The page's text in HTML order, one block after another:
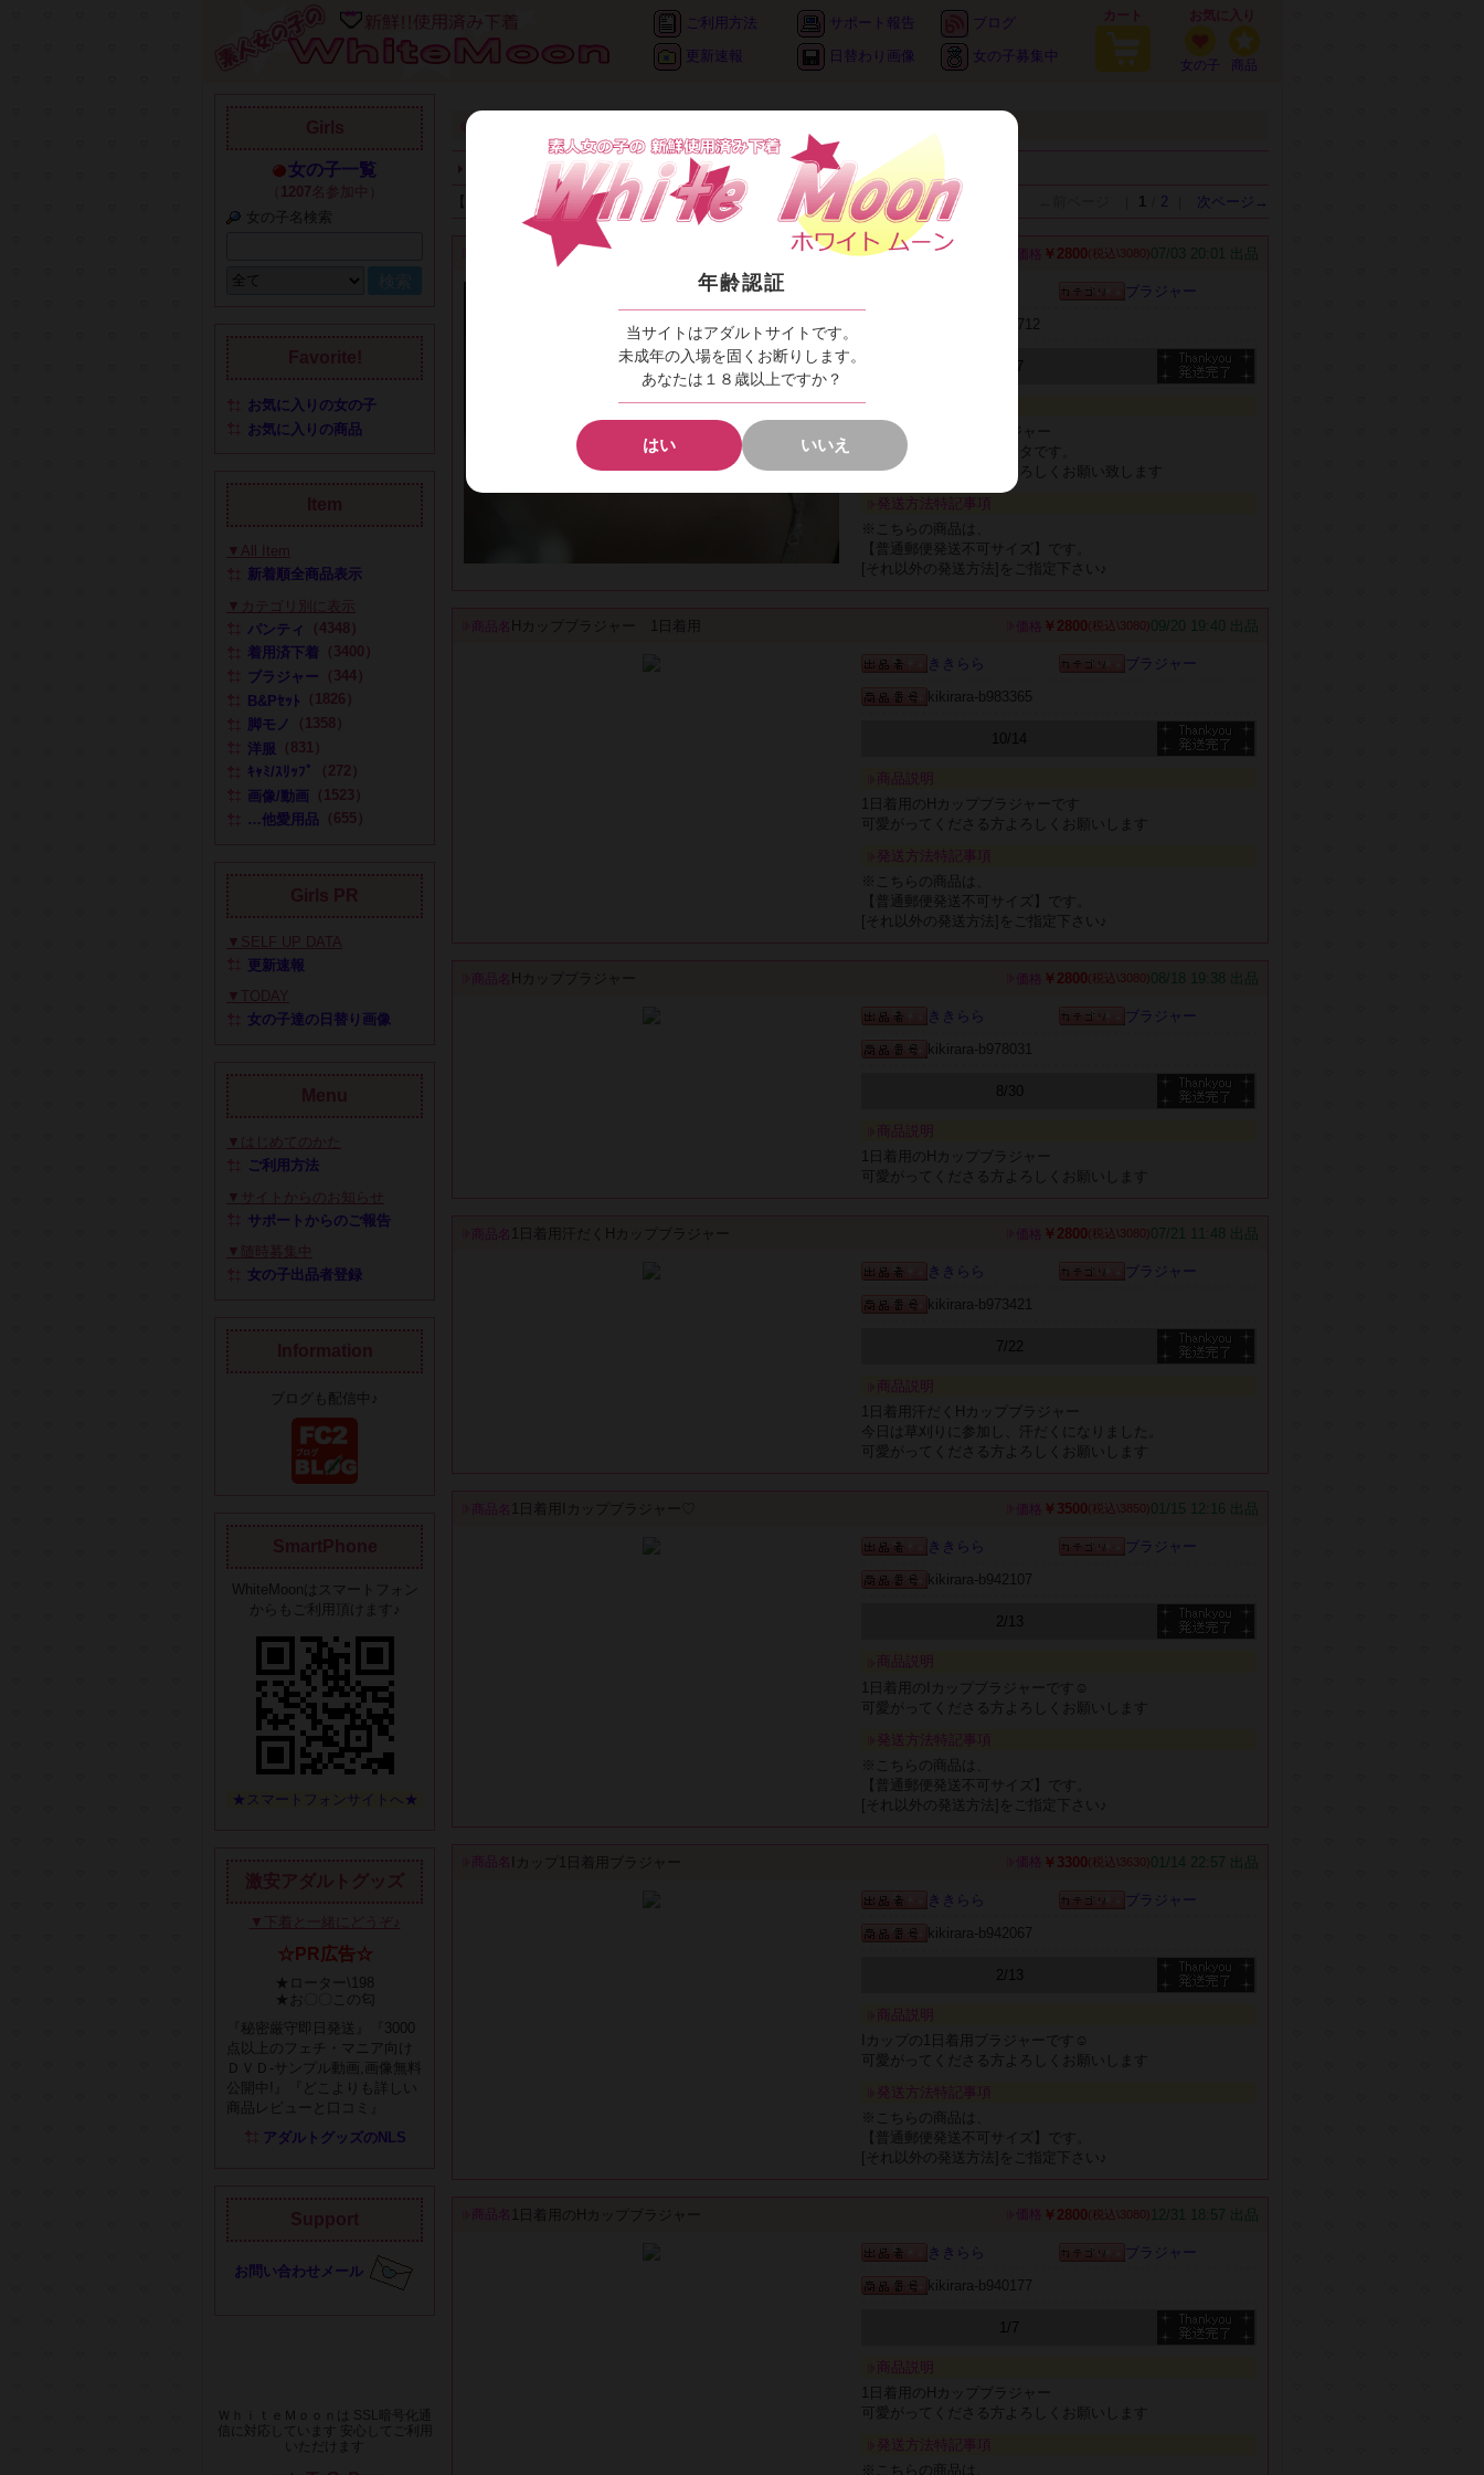
ご利用方法 サポート報告
ブログ
更新速報
日替わり画像 女の子募集中
カート お気に入り
女の子 商品
Girls
女の子一覧
1207名参加中）
女の子名検索
Favorite!
お気に入りの女の子
お気に入りの商品
Item
▼All Item
新着順全商品表示
▼カテゴリ別に表示
パンティ
（4348）
着用済下着 （3400）
ブラジャー （344）
B&Pｾｯﾄ （1826）
脚モノ
（1358）
洋服 （831）
ｷｬﾐ/ｽﾘｯﾌﾟ
（272）
画像/動画 （1523）
…他愛用品 （655）
Girls PR
▼SELF UP DATA
更新速報
▼TODAY
女の子達の日替り画像
Menu
▼はじめてのかた
ご利用方法
▼サイトからのお知らせ
サポートからのご報告
▼随時募集中
女の子出品者登録
Information
ブログも配信中♪
SmartPhone
WhiteMoonはスマートフォン
からもご利用頂けます♪
★スマートフォンサイトへ★
激安アダルトグッズ
▼下着と一緒にどうぞ♪
☆PR広告☆
★ローター\198
★お〇〇この匂
『秘密厳守即日発送』『3000
点以上のフェチ・マニア向け
ＤＶＤ-サンプル動画,画像無料
公開中!』『どこよりも詳しい
商品レビューと口コミ』
アダルトグッズのNLS
Support
お問い合わせメール
ＷｈｉｔｅＭｏｏｎは SSL暗号化通
信に対応しています 安心してご利用
いただけます
●
全ての商品 (15)
ブラジャー (15)
【並び替え】新着順｜価格順 1 2 次ページ→
1日着用 Hカップブラジャー クタクタ 価格 ￥2800 (税込\3080)07/03 20:01 出品
ブラジャー
kikirara-b1030712
7/27
1日着用のHカップブラジャー
愛用歴長くかなりクタクタです。
可愛がってくださる方よろしくお願い致します
発送方法特記事項
※こちらの商品は、
【普通郵便発送不可サイズ】です。
[それ以外の発送方法]をご指定下さい♪
商品名 Hカップブラジャー 1日着用 価格 ￥2800 (税込\3080)09/20 19:40 出品
ききらら
ブラジャー
kikirara-b983365
10/14
商品説明
1日着用のHカップブラジャーです
可愛がってくださる方よろしくお願いします
発送方法特記事項
※こちらの商品は、
【普通郵便発送不可サイズ】です。
[それ以外の発送方法]をご指定下さい♪
商品名 Hカップブラジャー 価格 ￥2800 (税込\3080)08/18 19:38 出品
ききらら
ブラジャー
kikirara-b978031
8/30
商品説明
1日着用のHカップブラジャー
可愛がってくださる方よろしくお願いします
商品名 1日着用汗だくHカップブラジャー 価格 ￥2800 (税込\3080)07/21 11:48 出品
ききらら
ブラジャー
kikirara-b973421
7/22
商品説明
1日着用汗だくHカップブラジャー
今日は草刈りに参加し、汗だくになりました。
可愛がってくださる方よろしくお願いします
商品名 1日着用Iカップブラジャー♡ 価格 ￥3500 (税込\3850)01/15 12:16 出品
ききらら
ブラジャー
kikirara-b942107
2/13
商品説明
1日着用のIカップブラジャーです☺
可愛がってくださる方よろしくお願いします
発送方法特記事項
※こちらの商品は、
【普通郵便発送不可サイズ】です。
[それ以外の発送方法]をご指定下さい♪
商品名 Iカップ1日着用ブラジャー 価格 ￥3300(税込\3630)01/14 22:57 出品
ききらら
ブラジャー
kikirara-b942067
2/13
商品説明
Iカップの1日着用ブラジャーです☺
可愛がってくださる方よろしくお願いします
発送方法特記事項
※こちらの商品は、
【普通郵便発送不可サイズ】です。
[それ以外の発送方法]をご指定下さい♪
商品名 1日着用のHカップブラジャー 価格 ￥2800(税込\3080) 12/31 18:57 出品
ききらら
ブラジャー
kikirara-b940177
1/7
商品説明
1日着用のHカップブラジャー
可愛がってくださる方よろしくお願いします
発送方法特記事項
※こちらの商品は、
年齢認証
当サイトはアダルトサイトです。
未成年の入場を固くお断りします。
あなたは１８歳以上ですか？
はい いいえ